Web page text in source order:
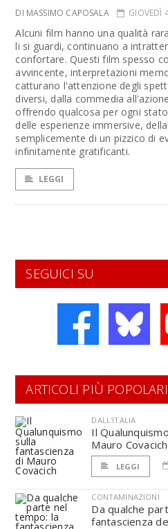
DI MASSIMO CAPOSALA GIOVEDÌ
Alcuni film hanno una qualità
li si guardi, continuano a
confortare. Questi film spesso
avvincente, interpretazioni
catturano l'attenzione degli
diversi, dalla commedia
offrendo qualcosa per ogni
delle esperienze immersive,
semplicemente di un pizzico di
infinitamente gratificanti.
LEGGI
SEGUICI SU
ARTICOLI PIÙ POPOLARI
DALL'ITALIA
Il
Mauro Covacich
LEGGI
CONTAMINAZIONI
Da qualche
fantascienza